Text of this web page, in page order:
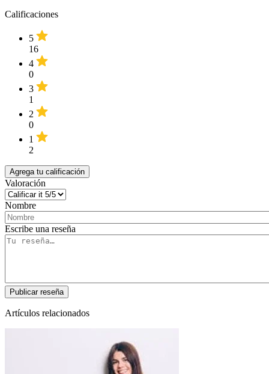
Calificaciones
5
16
4
0
3
1
2
0
1
2
Agrega tu calificación
Valoración
Nombre
Escribe una reseña
Artículos relacionados